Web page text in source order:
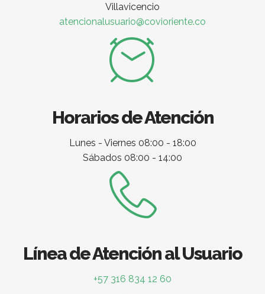
Villavicencio
atencionalusuario@covioriente.co
Horarios de Atención
Lunes - Viernes 08:00 - 18:00
Sábados 08:00 - 14:00
Línea de Atención al Usuario
+57 316 834 12 60